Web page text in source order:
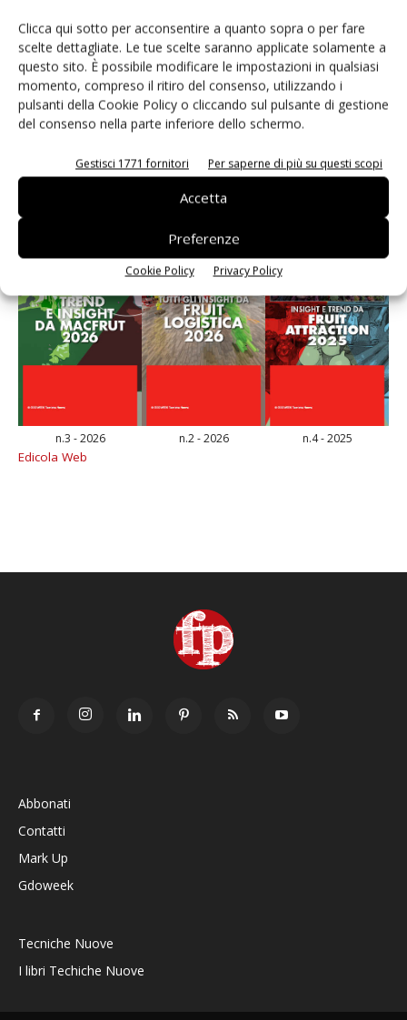
Clicca qui sotto per acconsentire a quanto sopra o per fare
scelte dettagliate. Le tue scelte saranno applicate solamente a
questo sito. È possibile modificare le impostazioni in qualsiasi
momento, compreso il ritiro del consenso, utilizzando i
pulsanti della Cookie Policy o cliccando sul pulsante di gestione
del consenso nella parte inferiore dello schermo.
Gestisci 1771 fornitori Per saperne di più su questi scopi
Accetta
Preferenze
Cookie Policy Privacy Policy
Leonardo Odorizzi: “Dobbiamo creare stupore nel
punto di vendita” #vocidellortofrutta
n.3 - 2026 n.2 - 2026 n.4 - 2025
Edicola Web
Abbonati
Contatti
Mark Up
Gdoweek
Tecniche Nuove
I libri Techiche Nuove